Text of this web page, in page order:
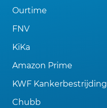
Ourtime
FNV
KiKa
Amazon Prime
KWF Kankerbestrijding
Chubb